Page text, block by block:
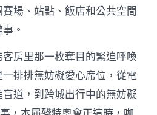
場、站點、飯店和公共空間
。
房里那一枚奪目的緊迫呼喚
排排無妨礙愛心席位，從電
道，到跨城出行中的無妨礙